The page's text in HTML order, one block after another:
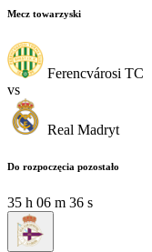
Mecz towarzyski
Ferencvárosi TC
vs
Real Madryt
Do rozpoczęcia pozostało
35 h 06 m 36 s